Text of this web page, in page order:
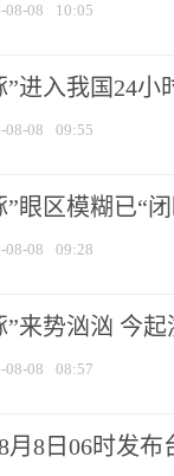
08-08 10:05
”进入我国24
08-08 09:55
”眼区模糊已“
08-08 09:28
”来势汹汹 今
08-08 08:57
月8日06时发布